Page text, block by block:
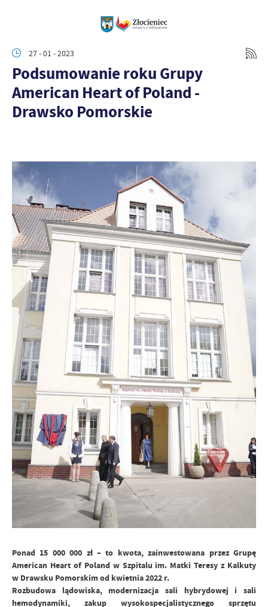
27 - 01 - 2023
Podsumowanie roku Grupy
American Heart of Poland -
Drawsko Pomorskie
Ponad 15 000 000 zł – to kwota, zainwestowana przez Grupę
American Heart of Poland w Szpitalu im. Matki Teresy z Kalkuty
w Drawsku Pomorskim od kwietnia 2022 r.
Rozbudowa lądowiska, modernizacja sali hybrydowej i sali
hemodynamiki, zakup wysokospecjalistycznego sprzętu